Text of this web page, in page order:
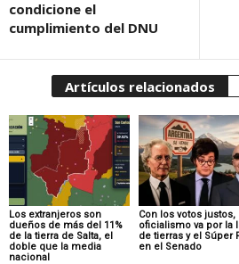
condicione el
cumplimiento del DNU
Artículos relacionados
Los extranjeros son
dueños de más del 11%
de la tierra de Salta, el
doble que la media
nacional
Con los votos justos,
oficialismo va por la
de tierras y el Súper
en el Senado